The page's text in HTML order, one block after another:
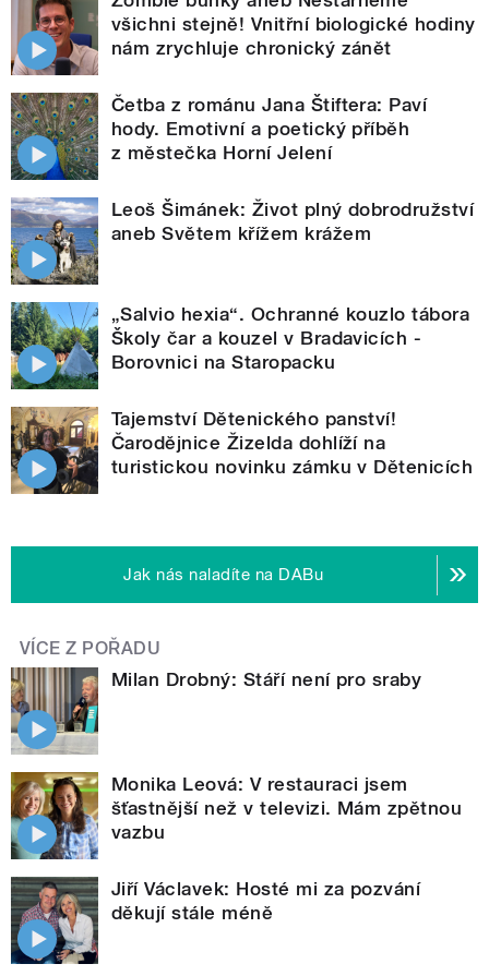
všichni stejně! Vnitřní biologické hodiny
nám zrychluje chronický zánět
Četba z románu Jana Štiftera: Paví
hody. Emotivní a poetický příběh
z městečka Horní Jelení
Leoš Šimánek: Život plný dobrodružství
aneb Světem křížem krážem
„Salvio hexia“. Ochranné kouzlo tábora
Školy čar a kouzel v Bradavicích -
Borovnici na Staropacku
Tajemství Dětenického panství!
Čarodějnice Žizelda dohlíží na
turistickou novinku zámku v Dětenicích
Jak nás naladíte na DABu
VÍCE Z POŘADU
Milan Drobný: Stáří není pro sraby
Monika Leová: V restauraci jsem
šťastnější než v televizi. Mám zpětnou
vazbu
Jiří Václavek: Hosté mi za pozvání
děkují stále méně